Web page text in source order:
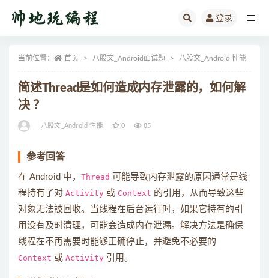
登录
当前位置： 首页 八股文_Android面试题 八股文_Android 性能
简述Thread是如何造成内存泄露的，如何解
决 ？
八股文_Android 性能 0 85
参考回答
在 Android 中， Thread 可能导致内存泄露的原因通常是线
程持有了对 Activity 或 Context 的引用，从而导致这些
对象无法被回收。当线程在后台运行时，如果它持有的引
用没有及时清理，可能会造成内存泄漏。解决方法是确保
线程在不再需要时能够正确停止，并避免不必要的
Context 或 Activity 引用。